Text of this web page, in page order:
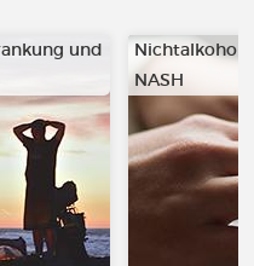
und
NASH